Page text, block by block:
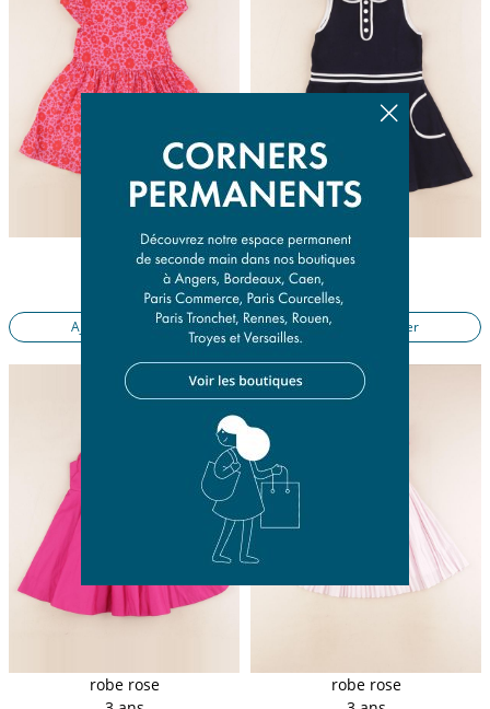
robe rose
3 ans
17,90 €
Ajouter au panier
robe bleu
3 ans
17,90 €
Ajouter au panier
robe rose
robe rose